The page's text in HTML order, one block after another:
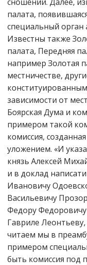
палата,
специальный орган
Известны также
палата, Передняя
например Золотая
местничестве,
зависимости от
Боярская Дума и
примером такой
комиссия,
уложением. «И
князь Алексей
и в доклад
Ивановичу
Васильевичу
Федору
Гавриле
читаем мы в
примером
быть комиссия под